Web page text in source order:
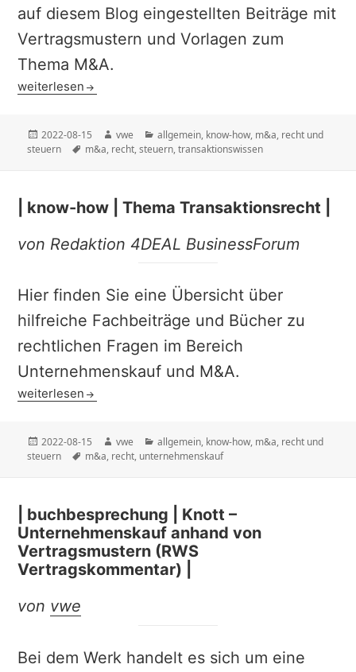
auf diesem Blog eingestellten Beiträge mit
Vertragsmustern und Vorlagen zum
Thema M&A.
| know-how | Thema M&A (allgemein) |
weiterlesen
Veröffentlicht
am
2022-08-15 Autor
vwe Kategorien
allgemein, know-how, m&a, recht und
steuern
Schlagwörter
m&a, recht,steuern,transaktionswissen
| know-how | Thema Transaktionsrecht |
von Redaktion 4DEAL BusinessForum
Hier finden Sie eine Übersicht über
hilfreiche Fachbeiträge und Bücher zu
rechtlichen Fragen im Bereich
Unternehmenskauf und M&A.
| know-how | Thema Transaktionsrecht |
weiterlesen
Veröffentlicht
am
2022-08-15 Autor
vwe Kategorien
allgemein, know-how, m&a, recht und
steuern
Schlagwörter
m&a, recht, unternehmenskauf
| buchbesprechung | Knott –
Unternehmenskauf anhand von
Vertragsmustern (RWS
Vertragskommentar) |
von vwe
Bei dem Werk handelt es sich um eine